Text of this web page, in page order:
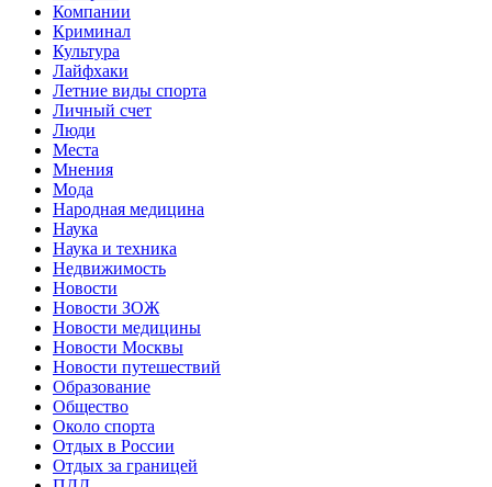
Компании
Криминал
Культура
Лайфхаки
Летние виды спорта
Личный счет
Люди
Места
Мнения
Мода
Народная медицина
Наука
Наука и техника
Недвижимость
Новости
Новости ЗОЖ
Новости медицины
Новости Москвы
Новости путешествий
Образование
Общество
Около спорта
Отдых в России
Отдых за границей